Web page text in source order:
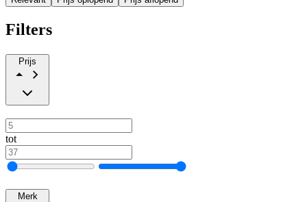
Filters
Prijs
tot
Merk